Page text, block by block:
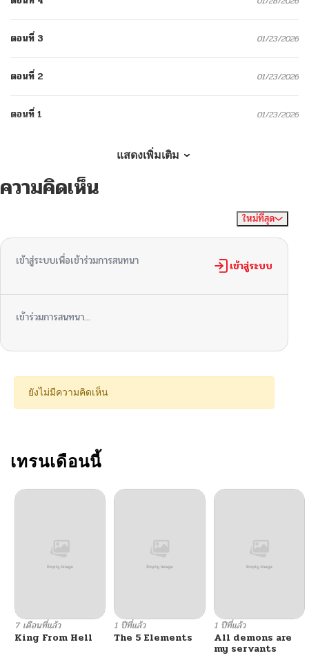
ตอนที่ 3 01/23/2026
ตอนที่ 2 01/23/2026
ตอนที่ 1 01/23/2026
แสดงเพิ่มเติม
ความคิดเห็น
ใหม่ที่สุด
เข้าสู่ระบบเพื่อเข้าร่วมการสนทนา เข้าสู่ระบบ
เข้าร่วมการสนทนา...
ยังไม่มีความคิดเห็น
เทรนเดือนนี้
7 เดือนที่แล้ว
King From Hell
1 ปีที่แล้ว
The 5 Elements
1 ปีที่แล้ว
All demons are
my servants